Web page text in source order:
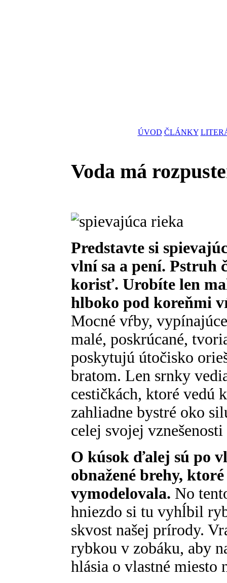
ÚVOD ČLÁNKY
Voda má
Predstavte si
vlní sa a pení. Pstruh
korisť. Urobíte len
hlboko pod koreňmi
Mocné vŕby,
malé, poskrúcané,
poskytujú útočisko
bratom. Len srnky
cestičkách, ktoré vedú
zahliadne bystré oko
celej svojej
O kúsok ďalej sú po
obnažené brehy,
vymodelovala. No
hniezdo si tu vyhĺbil
skvost našej prírody.
rybkou v zobáku, aby
hlásia o vlastné miesto